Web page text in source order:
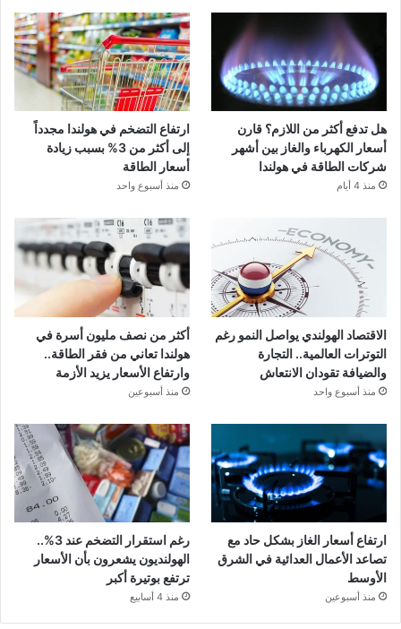
هل تدفع أكثر من اللازم؟ قارن
أسعار الكهرباء والغاز بين أشهر
شركات الطاقة في هولندا
منذ 4 أيام
ارتفاع التضخم في هولندا مجدداً
إلى أكثر من 3% بسبب زيادة
أسعار الطاقة
منذ أسبوع واحد
الاقتصاد الهولندي يواصل النمو رغم
التوترات العالمية.. التجارة
والضيافة تقودان الانتعاش
منذ أسبوع واحد
أكثر من نصف مليون أسرة في
هولندا تعاني من فقر الطاقة..
وارتفاع الأسعار يزيد الأزمة
منذ أسبوعين
ارتفاع أسعار الغاز بشكل حاد مع
تصاعد الأعمال العدائية في الشرق
الأوسط
منذ أسبوعين
رغم استقرار التضخم عند 3%..
الهولنديون يشعرون بأن الأسعار
ترتفع بوتيرة أكبر
منذ 4 أسابيع